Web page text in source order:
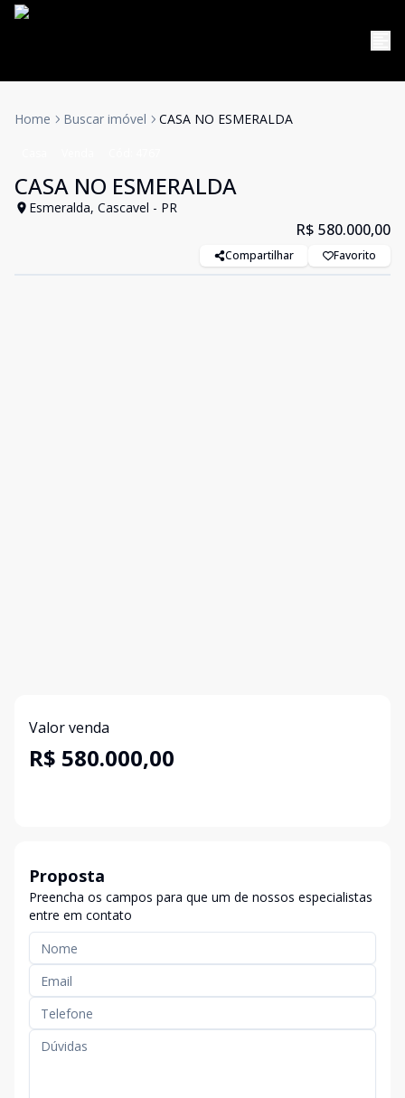
Home Buscar imóvel CASA NO ESMERALDA
CASA NO ESMERALDA
Esmeralda, Cascavel - PR
R$ 580.000,00
Compartilhar Favorito
Valor venda
R$ 580.000,00
Proposta
Preencha os campos para que um de nossos especialistas
entre em contato